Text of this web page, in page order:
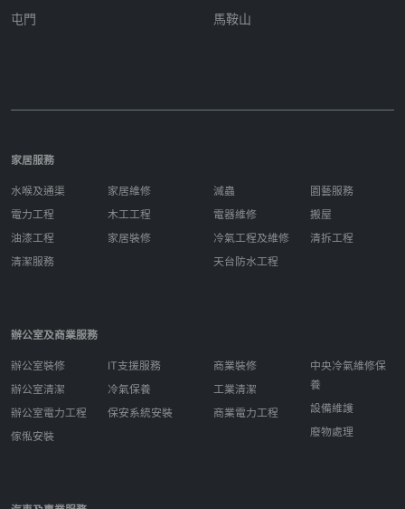
屯門
馬鞍山
家居服務
水喉及通渠
電力工程
油漆工程
清潔服務
家居維修
木工工程
家居裝修
滅蟲
電器維修
冷氣工程及維修
天台防水工程
園藝服務
搬屋
清拆工程
辦公室及商業服務
辦公室裝修
辦公室清潔
辦公室電力工程
傢俬安裝
IT支援服務
冷氣保養
保安系統安裝
商業裝修
工業清潔
商業電力工程
中央冷氣維修保
養
設備維護
廢物處理